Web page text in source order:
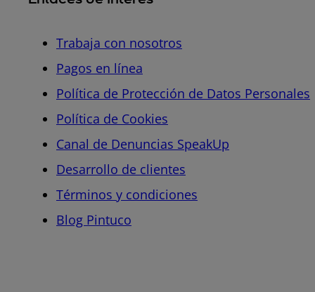
Trabaja con nosotros
Pagos en línea
Política de Protección de Datos Personales
Política de Cookies
Canal de Denuncias SpeakUp
Desarrollo de clientes
Términos y condiciones
Blog Pintuco